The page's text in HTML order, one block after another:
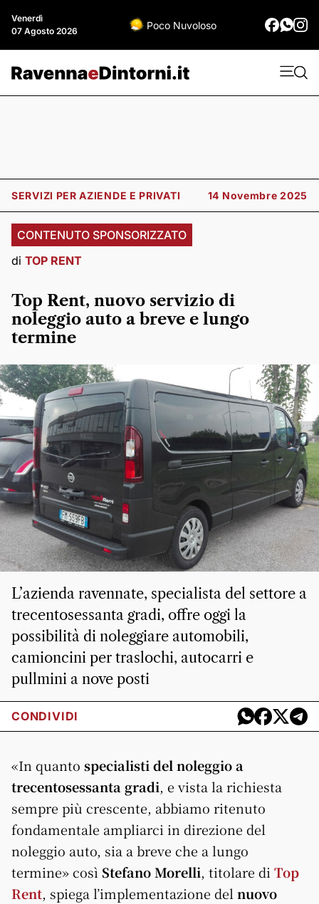
Venerdì
07 Agosto 2026
Poco Nuvoloso
SERVIZI PER AZIENDE E PRIVATI 14 Novembre 2025
CONTENUTO SPONSORIZZATO
di TOP RENT
Top Rent, nuovo servizio di
noleggio auto a breve e lungo
termine
L’azienda ravennate, specialista del settore a
trecentosessanta gradi, offre oggi la
possibilità di noleggiare automobili,
camioncini per traslochi, autocarri e
pullmini a nove posti
CONDIVIDI
«In quanto specialisti del noleggio a
trecentosessanta gradi, e vista la richiesta
sempre più crescente, abbiamo ritenuto
fondamentale ampliarci in direzione del
noleggio auto, sia a breve che a lungo
termine» così Stefano Morelli, titolare di Top
Rent, spiega l’implementazione del nuovo